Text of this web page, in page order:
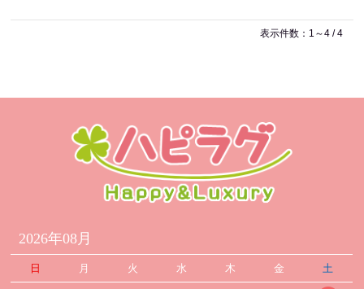
表示件数：1～4 / 4
2026年08月
日 月 火 水 木 金 土